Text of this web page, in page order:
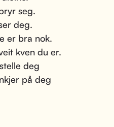
seg.
deg.
er bra nok.
kven du er.
deg
på deg